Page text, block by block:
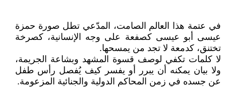
في عتمة هذا العالم الصامت، المدّعي تطل صورة حمزة
عيسى أبو عيسى كصفعة على وجه الإنسانية، كصرخة
تختنق، كدمعة لا تجد من يمسحها.
لا كلمات تكفي لوصف قسوة المشهد وبشاعة الجريمة،
ولا بيان يمكنه أن يبرر أو يفسر كيف يُفصل رأس طفل
عن جسده في زمن المحاكم الدولية والجنائية المزعومة.